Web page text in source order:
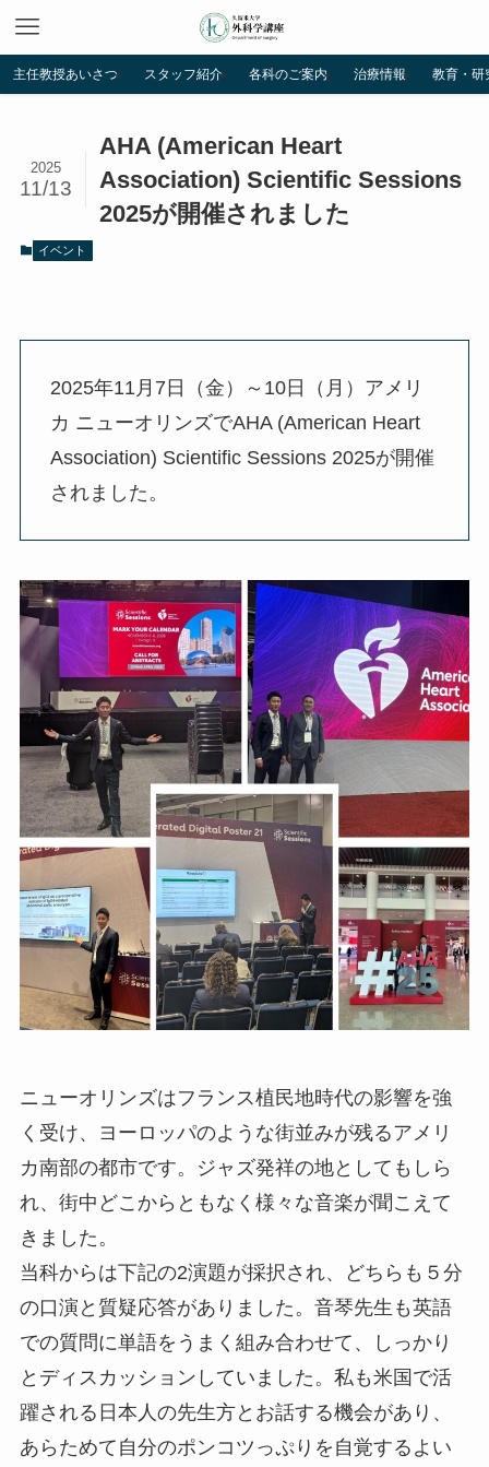
主任教授あいさつ スタッフ紹介 各科のご案内 治療情報 教育・研
AHA (American Heart
Association) Scientific Sessions
2025が開催されました
2025
11/13
イベント
2025年11月7日（金）～10日（月）アメリ
カ ニューオリンズでAHA (American Heart
Association) Scientific Sessions 2025が開催
されました。
ニューオリンズはフランス植民地時代の影響を強
く受け、ヨーロッパのような街並みが残るアメリ
カ南部の都市です。ジャズ発祥の地としてもしら
れ、街中どこからともなく様々な音楽が聞こえて
きました。
当科からは下記の2演題が採択され、どちらも５分
の口演と質疑応答がありました。音琴先生も英語
での質問に単語をうまく組み合わせて、しっかり
とディスカッションしていました。私も米国で活
躍される日本人の先生方とお話する機会があり、
あらためて自分のポンコツっぷりを自覚するよい